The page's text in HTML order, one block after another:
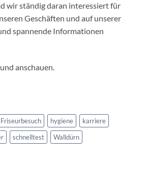
wir ständig daran interessiert für
Geschäften und auf unserer
spannende Informationen
anschauen.
Friseurbesuch hygiene
karriere
schnelltest Walldürn